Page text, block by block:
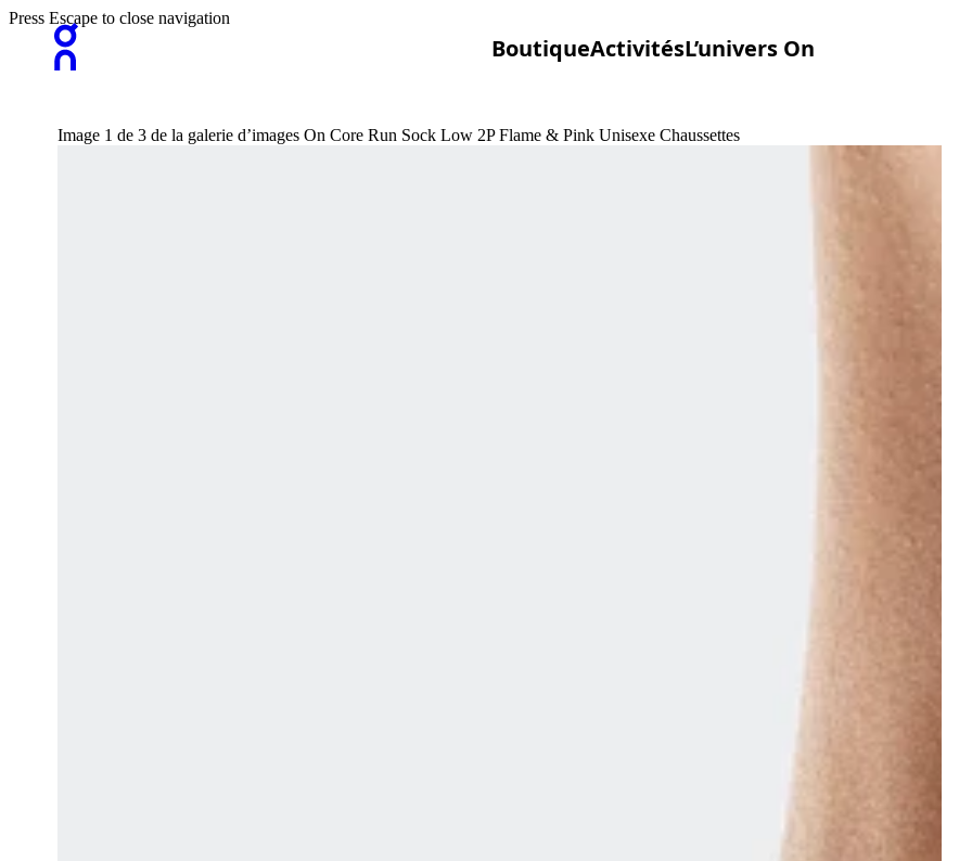
BoutiqueActivitésL’univers On
Press Escape to close navigation
Image 1 de 3 de la galerie d’images On Core Run Sock Low 2P Flame & Pink Unisexe Chaussettes